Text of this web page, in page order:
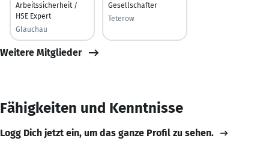
Arbeitssicherheit /
HSE Expert
Glauchau
Gesellschafter
Teterow
Weitere Mitglieder
Fähigkeiten und Kenntnisse
Logg Dich jetzt ein, um das ganze Profil zu sehen.